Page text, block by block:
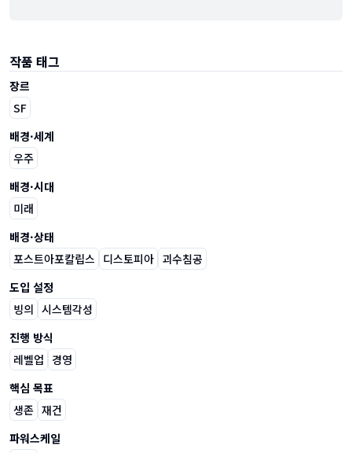
작품 태그
장르
SF
배경·세계
우주
배경·시대
미래
배경·상태
포스트아포칼립스 디스토피아 괴수침공
도입 설정
빙의 시스템각성
진행 방식
레벨업 경영
핵심 목표
생존 재건
파워스케일